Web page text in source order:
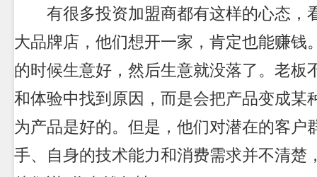
有很多投资加盟商都有这样的心态，
大品牌店，他们想开一家，肯定也能赚钱
的时候生意好，然后生意就没落了。老板
和体验中找到原因，而是会把产品变成某
为产品是好的。但是，他们对潜在的客户
手、自身的技术能力和消费需求并不清楚